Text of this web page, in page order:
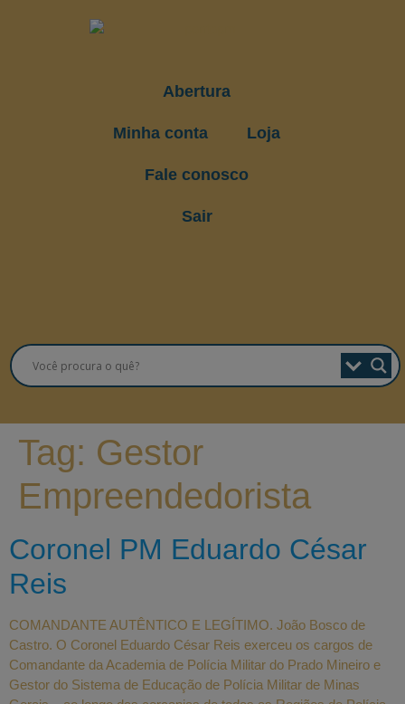
Abertura
Minha conta Loja
Fale conosco
Sair
Tag: Gestor
Empreendedorista
Coronel PM Eduardo César
Reis
COMANDANTE AUTÊNTICO E LEGÍTIMO. João Bosco de
Castro. O Coronel Eduardo César Reis exerceu os cargos de
Comandante da Academia de Polícia Militar do Prado Mineiro e
Gestor do Sistema de Educação de Polícia Militar de Minas